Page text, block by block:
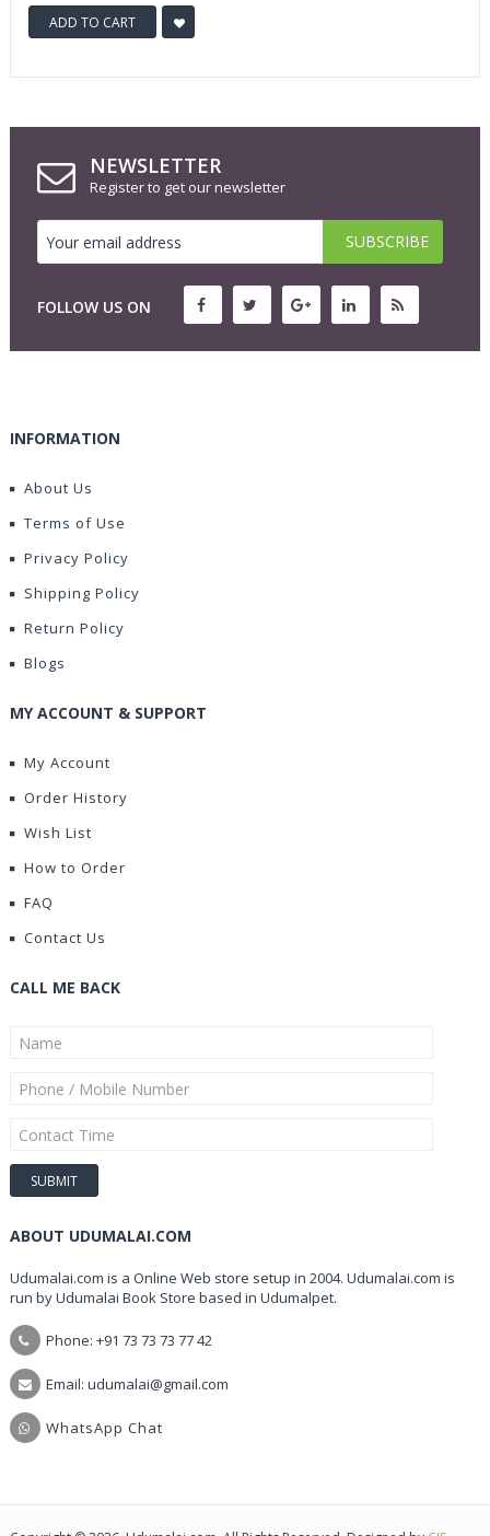
ADD TO CART
NEWSLETTER
Register to get our newsletter
FOLLOW US ON
INFORMATION
About Us
Terms of Use
Privacy Policy
Shipping Policy
Return Policy
Blogs
MY ACCOUNT & SUPPORT
My Account
Order History
Wish List
How to Order
FAQ
Contact Us
CALL ME BACK
ABOUT UDUMALAI.COM
Udumalai.com is a Online Web store setup in 2004. Udumalai.com is
run by Udumalai Book Store based in Udumalpet.
Phone: +91 73 73 73 77 42
Email: udumalai@gmail.com
WhatsApp Chat